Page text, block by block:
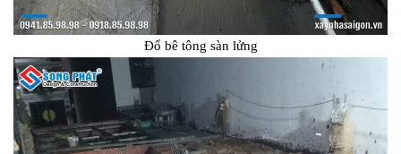
Đổ bê tông sàn lửng